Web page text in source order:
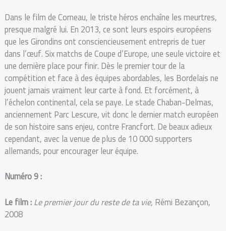
Dans le film de Corneau, le triste héros enchaîne les meurtres,
presque malgré lui. En 2013, ce sont leurs espoirs européens
que les Girondins ont consciencieusement entrepris de tuer
dans l’œuf. Six matchs de Coupe d’Europe, une seule victoire et
une dernière place pour finir. Dès le premier tour de la
compétition et face à des équipes abordables, les Bordelais ne
jouent jamais vraiment leur carte à fond. Et forcément, à
l’échelon continental, cela se paye. Le stade Chaban-Delmas,
anciennement Parc Lescure, vit donc le dernier match européen
de son histoire sans enjeu, contre Francfort. De beaux adieux
cependant, avec la venue de plus de 10 000 supporters
allemands, pour encourager leur équipe.
Numéro 9 :
Le film :Le premier jour du reste de ta vie, Rémi Bezançon,
2008